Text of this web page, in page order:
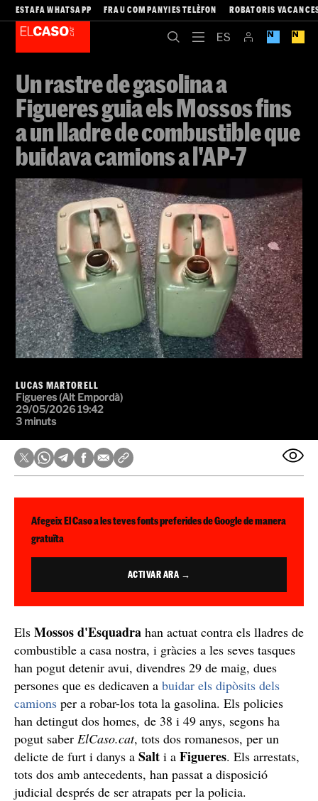
ESTAFA WHATSAPP FRAU COMPANYIES TELÈFON ROBATORIS
Un rastre de gasolina a
Figueres guia els Mossos fins
a un lladre de combustible que
buidava camions a l'AP-7
LUCAS MARTORELL
Figueres (Alt Empordà)
29/05/2026 19:42
3 minuts
Afegeix El Caso a les teves fonts preferides de Google de manera
gratuïta
ACTIVAR ARA →
Els Mossos d'Esquadra han actuat contra els lladres de
combustible a casa nostra, i gràcies a les seves tasques
han pogut detenir avui, divendres 29 de maig, dues
persones que es dedicaven a buidar els dipòsits dels
camions per a robar-los tota la gasolina. Els policies
han detingut dos homes, de 38 i 49 anys, segons ha
pogut saber ElCaso.cat, tots dos romanesos, per un
delicte de furt i danys a Salt i a Figueres. Els arrestats,
tots dos amb antecedents, han passat a disposició
judicial després de ser atrapats per la policia.